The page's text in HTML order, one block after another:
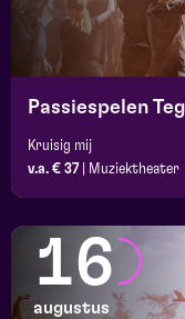
Passiespelen
Kruisig mij
v.a. € 37
Muziektheater
16
augustus